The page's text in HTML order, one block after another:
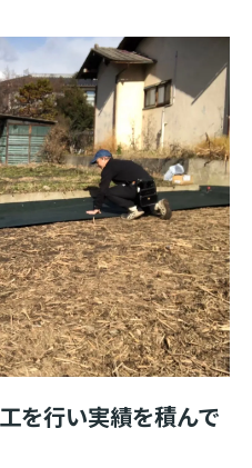
を行い実績を積んで